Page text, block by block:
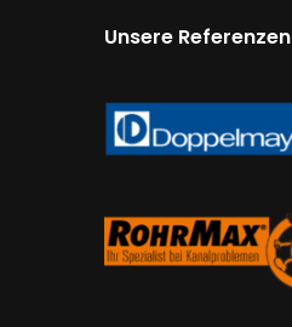
Unsere Referenzen